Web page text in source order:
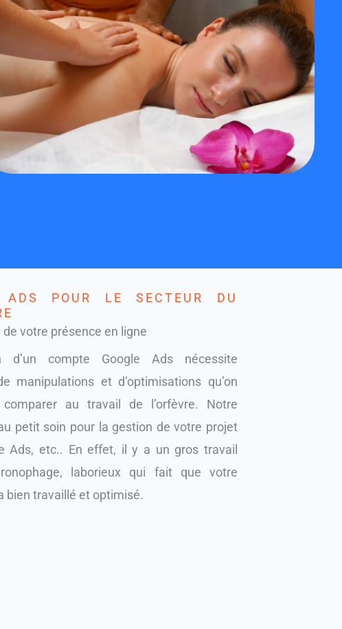
ADS POUR LE SECTEUR DU
de votre présence en ligne
d’un compte Google Ads nécessite
manipulations et d’optimisations qu’on
au travail de l’orfèvre. Notre
petit soin pour la gestion de votre projet
Ads, etc.. En effet, il y a un gros travail
laborieux qui fait que votre
bien travaillé et optimisé.